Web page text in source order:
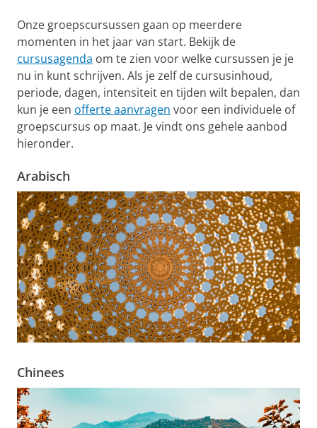
Onze groepscursussen gaan op meerdere
momenten in het jaar van start. Bekijk de
cursusagenda om te zien voor welke cursussen je je
nu in kunt schrijven. Als je zelf de cursusinhoud,
periode, dagen, intensiteit en tijden wilt bepalen, dan
kun je een offerte aanvragen voor een individuele of
groepscursus op maat. Je vindt ons gehele aanbod
hieronder.
Arabisch
Chinees